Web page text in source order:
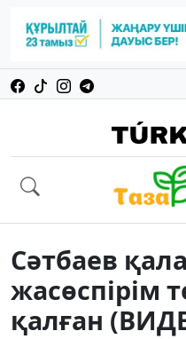
Сәтбаев
жасөспірім
қалған